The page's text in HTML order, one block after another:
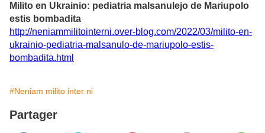
Milito en Ukrainio: pediatria malsanulejo de Mariupolo
estis bombadita
http://neniammilitointerni.over-blog.com/2022/03/milito-en-
ukrainio-pediatria-malsanulo-de-mariupolo-estis-
bombadita.html
#Neniam milito inter ni
Partager